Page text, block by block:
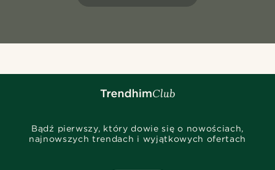
Bądź pierwszy, który dowie się o nowościach,
najnowszych trendach i wyjątkowych ofertach